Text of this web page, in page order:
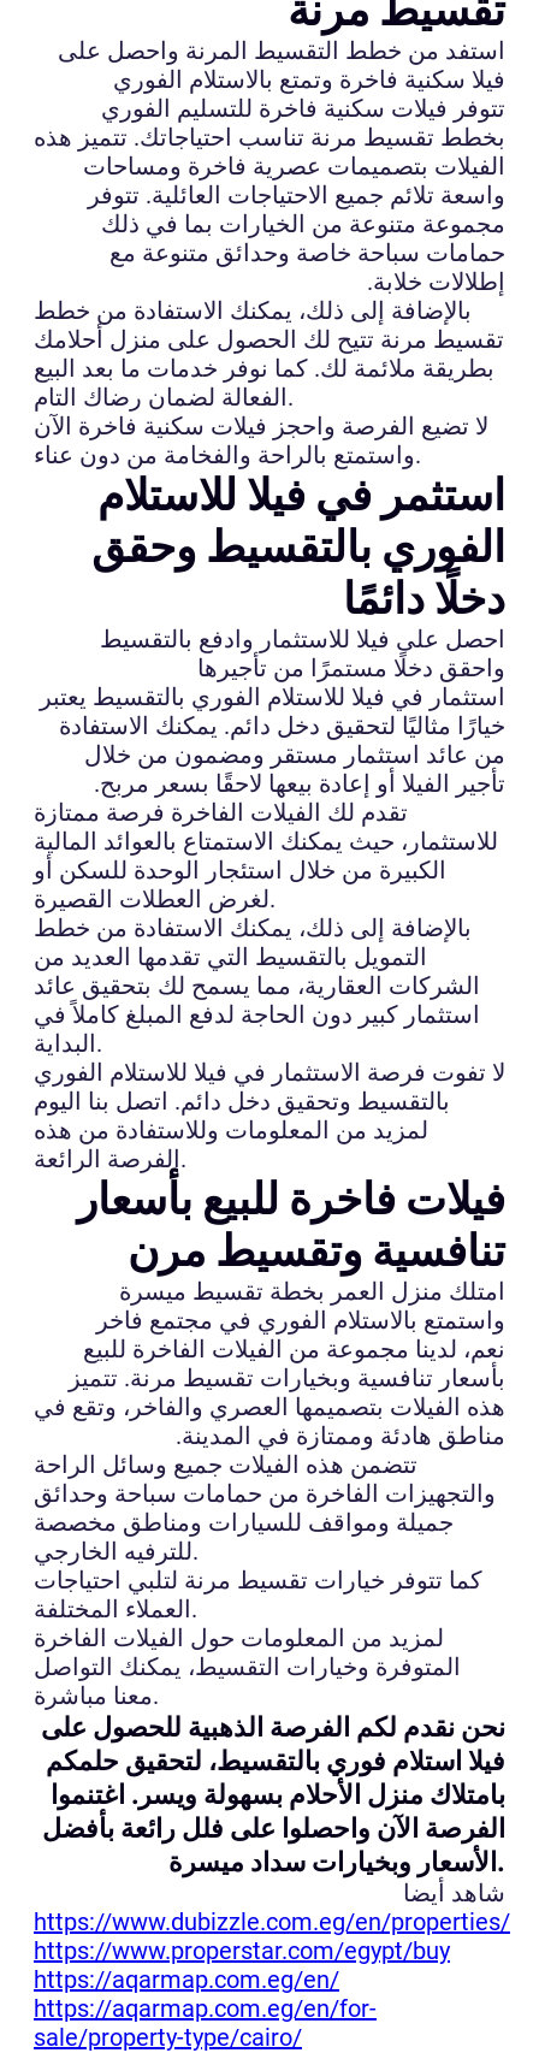
استفد من خطط التقسيط المرنة واحصل على
فيلا سكنية فاخرة وتمتع بالاستلام الفوري
تتوفر فيلات سكنية فاخرة للتسليم الفوري
بخطط تقسيط مرنة تناسب احتياجاتك. تتميز هذه
الفيلات بتصميمات عصرية فاخرة ومساحات
واسعة تلائم جميع الاحتياجات العائلية. تتوفر
مجموعة متنوعة من الخيارات بما في ذلك
حمامات سباحة خاصة وحدائق متنوعة مع
إطلالات خلابة.
بالإضافة إلى ذلك، يمكنك الاستفادة من خطط
تقسيط مرنة تتيح لك الحصول على منزل أحلامك
بطريقة ملائمة لك. كما نوفر خدمات ما بعد البيع
الفعالة لضمان رضاك التام.
لا تضيع الفرصة واحجز فيلات سكنية فاخرة الآن
واستمتع بالراحة والفخامة من دون عناء.
استثمر في فيلا للاستلام
الفوري بالتقسيط وحقق
دخلًا دائمًا
احصل على فيلا للاستثمار وادفع بالتقسيط
واحقق دخلًا مستمرًا من تأجيرها
استثمار في فيلا للاستلام الفوري بالتقسيط يعتبر
خيارًا مثاليًا لتحقيق دخل دائم. يمكنك الاستفادة
من عائد استثمار مستقر ومضمون من خلال
تأجير الفيلا أو إعادة بيعها لاحقًا بسعر مربح.
تقدم لك الفيلات الفاخرة فرصة ممتازة
للاستثمار، حيث يمكنك الاستمتاع بالعوائد المالية
الكبيرة من خلال استئجار الوحدة للسكن أو
لغرض العطلات القصيرة.
بالإضافة إلى ذلك، يمكنك الاستفادة من خطط
التمويل بالتقسيط التي تقدمها العديد من
الشركات العقارية، مما يسمح لك بتحقيق عائد
استثمار كبير دون الحاجة لدفع المبلغ كاملاً في
البداية.
لا تفوت فرصة الاستثمار في فيلا للاستلام الفوري
بالتقسيط وتحقيق دخل دائم. اتصل بنا اليوم
لمزيد من المعلومات وللاستفادة من هذه
الفرصة الرائعة.
فيلات فاخرة للبيع بأسعار
تنافسية وتقسيط مرن
امتلك منزل العمر بخطة تقسيط ميسرة
واستمتع بالاستلام الفوري في مجتمع فاخر
نعم، لدينا مجموعة من الفيلات الفاخرة للبيع
بأسعار تنافسية وبخيارات تقسيط مرنة. تتميز
هذه الفيلات بتصميمها العصري والفاخر، وتقع في
مناطق هادئة وممتازة في المدينة.
تتضمن هذه الفيلات جميع وسائل الراحة
والتجهيزات الفاخرة من حمامات سباحة وحدائق
جميلة ومواقف للسيارات ومناطق مخصصة
للترفيه الخارجي.
كما تتوفر خيارات تقسيط مرنة لتلبي احتياجات
العملاء المختلفة.
لمزيد من المعلومات حول الفيلات الفاخرة
المتوفرة وخيارات التقسيط، يمكنك التواصل
معنا مباشرة.
نحن نقدم لكم الفرصة الذهبية للحصول على
فيلا استلام فوري بالتقسيط، لتحقيق حلمكم
بامتلاك منزل الأحلام بسهولة ويسر. اغتنموا
الفرصة الآن واحصلوا على فلل رائعة بأفضل
الأسعار وبخيارات سداد ميسرة.
شاهد أيضا
https://www.dubizzle.com.eg/en/properties/
https://www.properstar.com/egypt/buy
https://aqarmap.com.eg/en/
https://aqarmap.com.eg/en/for-
sale/property-type/cairo/